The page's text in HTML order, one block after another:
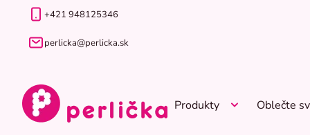
+421 948125346
perlicka@perlicka.sk
Produkty Oblečte